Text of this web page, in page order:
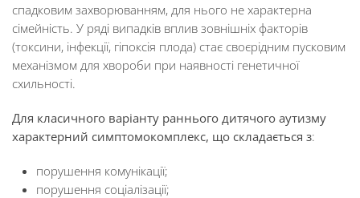
спадковим захворюванням, для нього не характерна
сімейність. У ряді випадків вплив зовнішніх факторів
(токсини, інфекції, гіпоксія плода) стає своєрідним пусковим
механізмом для хвороби при наявності генетичної
схильності.
Для класичного варіанту раннього дитячого аутизму
характерний симптомокомплекс, що складається з:
порушення комунікації;
порушення соціалізації;